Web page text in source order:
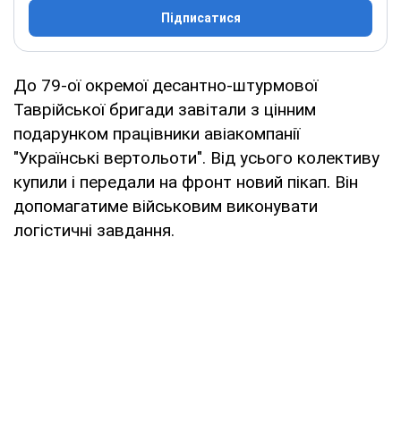
Підписатися
До 79-ої окремої десантно-штурмової
Таврійської бригади завітали з цінним
подарунком працівники авіакомпанії
"Українські вертольоти". Від усього колективу
купили і передали на фронт новий пікап. Він
допомагатиме військовим виконувати
логістичні завдання.